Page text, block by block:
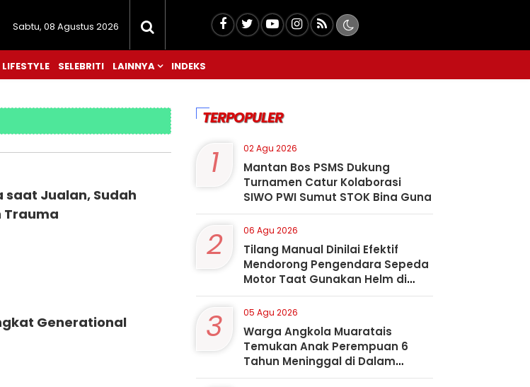
Sabtu, 08 Agustus 2026
LIFESTYLE SELEBRITI LAINNYA INDEKS
saat Jualan, Sudah
Trauma
Generational
TERPOPULER
1 02 Agu 2026
Mantan Bos PSMS Dukung
Turnamen Catur Kolaborasi
SIWO PWI Sumut STOK Bina Guna
2 06 Agu 2026
Tilang Manual Dinilai Efektif
Mendorong Pengendara Sepeda
Motor Taat Gunakan Helm di
Kota Padangsidimpuan
3 05 Agu 2026
Warga Angkola Muaratais
Temukan Anak Perempuan 6
Tahun Meninggal di Dalam
Sumur